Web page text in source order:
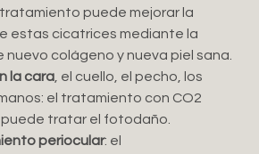
puede mejorar la
estas cicatrices mediante la
nuevo colágeno y nueva piel sana.
la cara, el cuello, el pecho, los
el tratamiento con CO2
tratar el fotodaño.
periocular: el